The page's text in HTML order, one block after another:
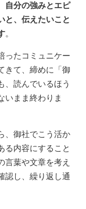
自分の強みとエピ
と、伝えたいこと
。
ったコミュニケー
きて、締めに「御
、読んでいるほう
いまま終わりま
、御社でこう活か
る内容にすること
言葉や文章を考え
認し、繰り返し通